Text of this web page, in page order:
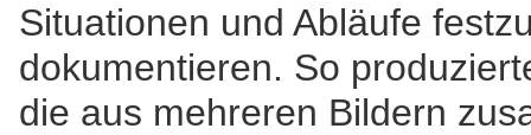
Situationen und Abläufe
dokumentieren. So
die aus mehreren Bildern